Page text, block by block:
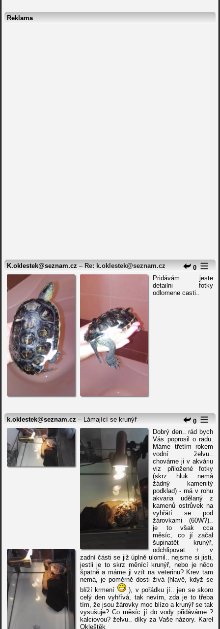
Reklama
0
K.oklestek@seznam.cz – Re: k.oklestek@seznam.cz
Pridávám jeste
detailni fotky
odlomene casti..
0
k.oklestek@seznam.cz – Lámající se krunýř
Dobrý den.. rád bych
Vás poprosil o radu.
Máme třetím rokem
vodní želvu..
chováme ji v akváriu
viz přiložené fotky
(skrz hluk nemá
žádný kamenitý
podklad) - má v rohu
akvaria udělaný z
kamenů ostrůvek na
vyhřátí se pod
žárovkami (60W?)..
je to však cca
měsíc, co jí začal
šupinatět krunýř,
odchlipovat + v
zadní části se již úplně ulomil.. nejsme si jisti,
jestli je to skrz měnící krunýř, nebo je něco
špatně a máme ji vzít na veterinu? Krev tam
nemá, je poměrně dosti živá (hlavě, když se
blíží krmení
), v pořádku jí.. jen se skoro
celý den vyhřívá, tak nevím, zda je to třeba
tím, že jsou žárovky moc blízo a krunýř se tak
vysušuje? Co měsíc jí do vody přidáváme ?
kalciovou? želvu.. díky za Vaše názory. Karel
Okleštěk